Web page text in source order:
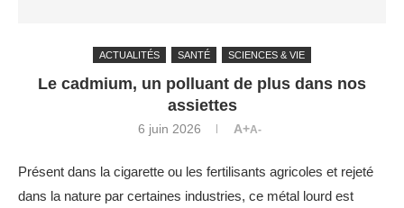
ACTUALITÉS SANTÉ SCIENCES & VIE
Le cadmium, un polluant de plus dans nos
assiettes
6 juin 2026 A+A-
Présent dans la cigarette ou les fertilisants agricoles et rejeté
dans la nature par certaines industries, ce métal lourd est